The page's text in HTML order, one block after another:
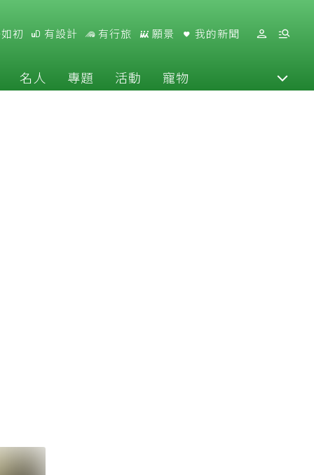
初 有設計 有行旅 願景 我的新聞
名人 專題 活動 寵物